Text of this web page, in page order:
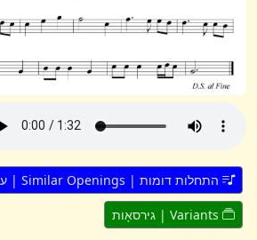
התחלות דומות | Similar Openings | ענלעכע אָנהייבן